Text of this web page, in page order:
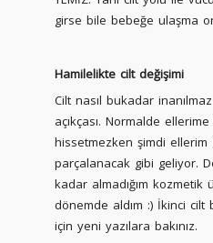
girse bile bebeğe ulaşma
Hamilelikte cilt değişimi
Cilt nasıl bukadar
açıkçası. Normalde
hissetmezken şimdi ellerim
parçalanacak gibi geliyor.
kadar almadığım
dönemde aldım :) İkinci cilt
için yeni yazılara bakınız.